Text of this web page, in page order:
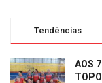
Tendências
AOS